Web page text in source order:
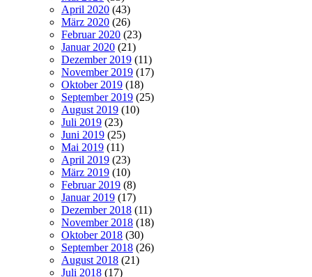
April 2020 (43)
März 2020 (26)
Februar 2020 (23)
Januar 2020 (21)
Dezember 2019 (11)
November 2019 (17)
Oktober 2019 (18)
September 2019 (25)
August 2019 (10)
Juli 2019 (23)
Juni 2019 (25)
Mai 2019 (11)
April 2019 (23)
März 2019 (10)
Februar 2019 (8)
Januar 2019 (17)
Dezember 2018 (11)
November 2018 (18)
Oktober 2018 (30)
September 2018 (26)
August 2018 (21)
Juli 2018 (17)